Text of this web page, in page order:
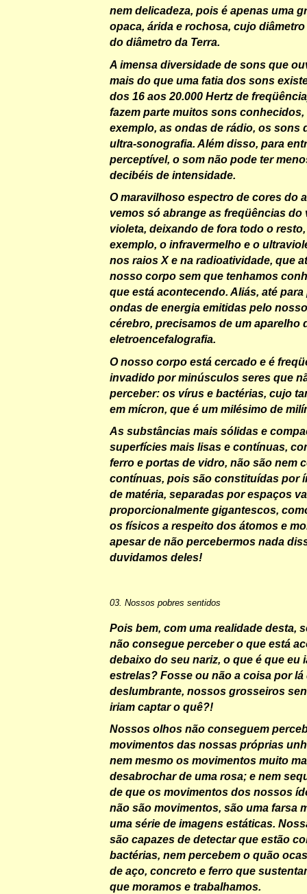
nem delicadeza, pois é apenas uma
opaca, árida e rochosa, cujo diâmetro
do diâmetro da Terra.
A imensa diversidade de sons que
mais do que uma fatia dos sons
dos 16 aos 20.000 Hertz de
fazem parte muitos sons
exemplo, as ondas de rádio, os sons
ultra-sonografia. Além disso, para
perceptível, o som não pode ter
decibéis de intensidade.
O maravilhoso espectro de cores do
vemos só abrange as freqüências do
violeta, deixando de fora todo o
exemplo, o infravermelho e o
nos raios X e na radioatividade, que
nosso corpo sem que tenhamos
que está acontecendo. Aliás, até
ondas de energia emitidas pelo
cérebro, precisamos de um aparelho
eletroencefalografia.
O nosso corpo está cercado e é
invadido por minúsculos seres que
perceber: os vírus e bactérias, cujo
em mícron, que é um milésimo de
As substâncias mais sólidas e
superfícies mais lisas e contínuas,
ferro e portas de vidro, não são nem
contínuas, pois são constituídas por
de matéria, separadas por espaços
proporcionalmente gigantescos,
os físicos a respeito dos átomos e
apesar de não percebermos nada
duvidamos deles!
03. Nossos pobres sentidos
Pois bem, com uma realidade desta,
não consegue perceber o que está
debaixo do seu nariz, o que é que eu
estrelas? Fosse ou não a coisa por lá
deslumbrante, nossos grosseiros
iriam captar o quê?!
Nossos olhos não conseguem
movimentos das nossas próprias
nem mesmo os movimentos muito
desabrochar de uma rosa; e nem
de que os movimentos dos nossos
não são movimentos, são uma farsa
uma série de imagens estáticas.
são capazes de detectar que estão
bactérias, nem percebem o quão
de aço, concreto e ferro que
que moramos e trabalhamos.